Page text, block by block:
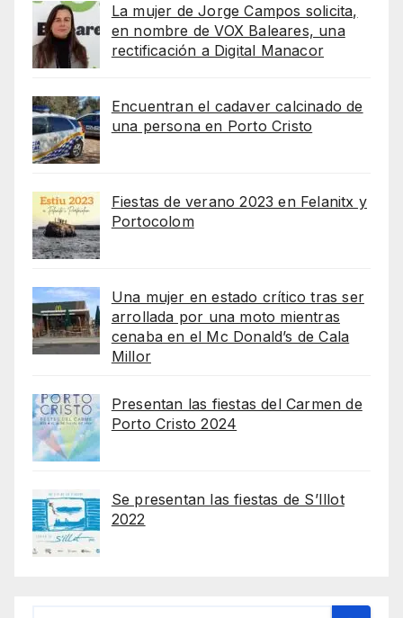
La mujer de Jorge Campos solicita,
en nombre de VOX Baleares, una
rectificación a Digital Manacor
Encuentran el cadaver calcinado de
una persona en Porto Cristo
Fiestas de verano 2023 en Felanitx y
Portocolom
Una mujer en estado crítico tras ser
arrollada por una moto mientras
cenaba en el Mc Donald’s de Cala
Millor
Presentan las fiestas del Carmen de
Porto Cristo 2024
Se presentan las fiestas de S’Illot
2022